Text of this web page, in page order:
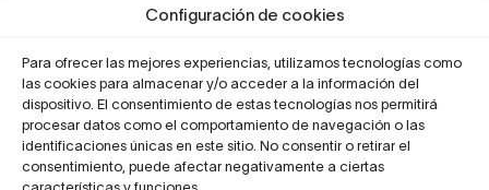
Configuración de cookies
Para ofrecer las mejores experiencias, utilizamos tecnologías como
las cookies para almacenar y/o acceder a la información del
dispositivo. El consentimiento de estas tecnologías nos permitirá
procesar datos como el comportamiento de navegación o las
identificaciones únicas en este sitio. No consentir o retirar el
consentimiento, puede afectar negativamente a ciertas
ENS
Proyecto Digitaliza Teletrabajo